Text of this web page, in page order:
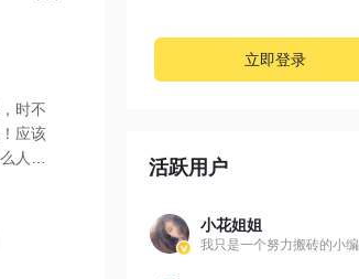
时不
应该
人报
立即登录
活跃用户
小花姐姐
我只是一个努力搬砖的小编